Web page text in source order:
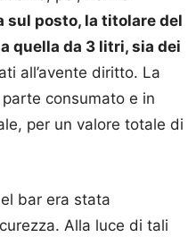
sul posto, la titolare del
quella da 3 litri, sia dei
all’avente diritto. La
consumato e in
per un valore totale di
bar era stata
Alla luce di tali